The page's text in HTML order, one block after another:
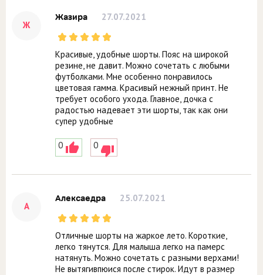
Ж
Жазира 27.07.2021
Красивые, удобные шорты. Пояс на широкой
резине, не давит. Можно сочетать с любыми
футболками. Мне особенно понравилось
цветовая гамма. Красивый нежный принт. Не
требует особого ухода. Главное, дочка с
радостью надевает эти шорты, так как они
супер удобные
0 0
А
Алексаедра 25.07.2021
Отличные шорты на жаркое лето. Короткие,
легко тянутся. Для малыша легко на памерс
натянуть. Можно сочетать с разными верхами!
Не вытягивпюися после стирок. Идут в размер